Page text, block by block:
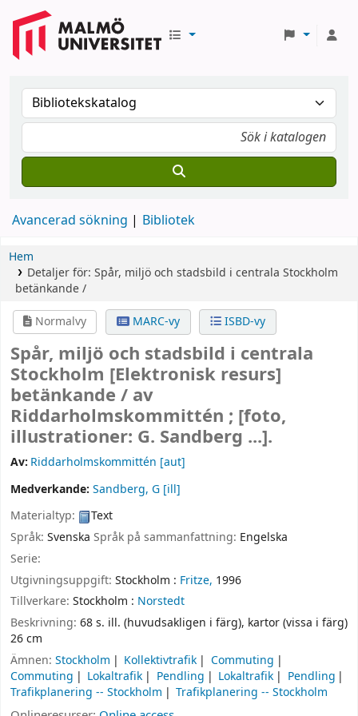
Avancerad sökning Bibliotek
Hem
Detaljer för: Spår, miljö och stadsbild i centrala Stockholm
betänkande /
Normalvy
MARC-vy ISBD-vy
Spår, miljö och stadsbild i centrala
Stockholm [Elektronisk resurs]
betänkande / av
Riddarholmskommittén ; [foto,
illustrationer: G. Sandberg ...].
Av: Riddarholmskommittén [aut]
Medverkande: Sandberg, G [ill]
Materialtyp:
Text
Språk: Svenska Språk på sammanfattning: Engelska
Serie:
Utgivningsuppgift: Stockholm : Fritze, 1996
Tillverkare: Stockholm : Norstedt
Beskrivning: 68 s. ill. (huvudsakligen i färg), kartor (vissa i färg)
26 cm
Ämnen: Stockholm Kollektivtrafik
Commuting
Commuting
Lokaltrafik Pendling Lokaltrafik
Pendling
Trafikplanering -- Stockholm
Trafikplanering -- Stockholm